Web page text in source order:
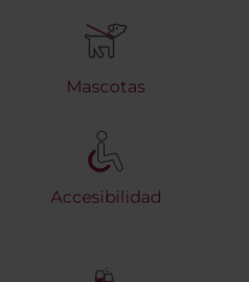
Mascotas
Accesibilidad